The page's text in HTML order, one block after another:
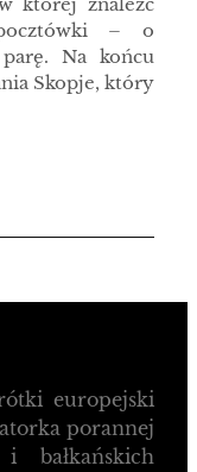
której znaleźć
– o
Na końcu
Skopje, który
europejski
porannej
bałkańskich